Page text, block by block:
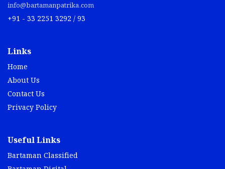
info@bartamanpatrika.com
+91 - 33 2251 3292 / 93
Links
Home
About Us
Contact Us
Privacy Policy
Useful Links
Bartaman Classified